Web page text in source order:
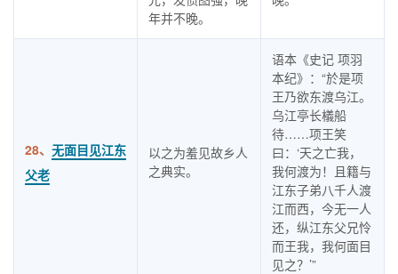
年并不晚。
28、 无面目见江东
父老
以之为羞见故乡人
之典实。
语本《史记 项羽
本纪》：“於是项
王乃欲东渡乌江。
乌江亭长檥船
待……项王笑
曰：‘天之亡我，
我何渡为！且籍与
江东子弟八千人渡
江而西，今无一人
还，纵江东父兄怜
而王我，我何面目
见之？’”